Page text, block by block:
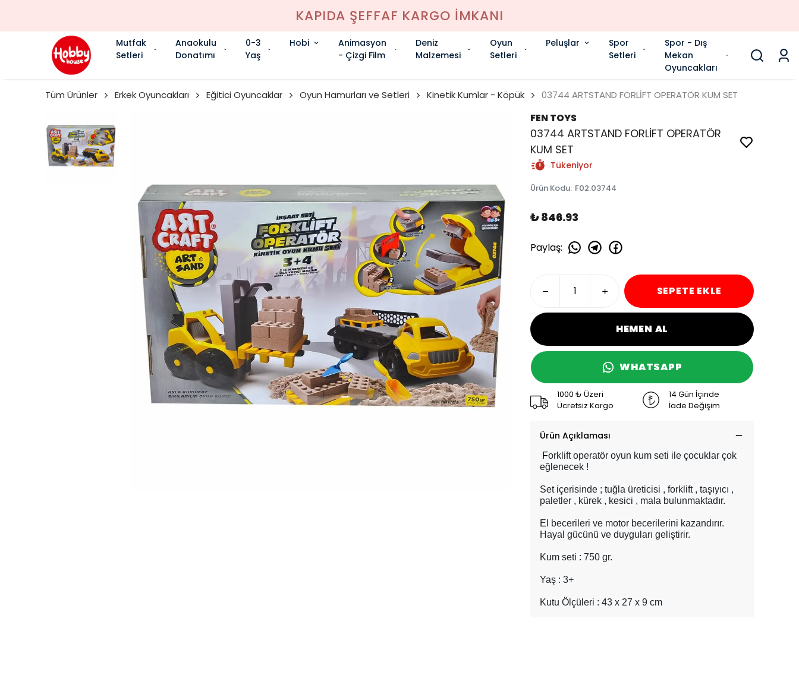
KAPIDA ŞEFFAF KARGO İMKANI
Mutfak
Setleri
Anaokulu
Donatımı
0-3
Yaş
Hobi
Animasyon
- Çizgi Film
Deniz
Malzemesi
Oyun
Setleri
Peluşlar
Spor
Setleri
Spor - Dış
Mekan
Oyuncakları
Tüm Ürünler Erkek Oyuncakları Eğitici Oyuncaklar Oyun Hamurları ve Setleri Kinetik Kumlar - Köpük 03744 ARTSTAND FORLİFT OPERATÖR KUM SET
FEN TOYS
03744 ARTSTAND FORLİFT OPERATÖR
KUM SET
Tükeniyor
Ürün Kodu: F02.03744
₺ 846.93
Paylaş:
SEPETE EKLE
HEMEN AL
WHATSAPP
1000 ₺ Üzeri
Ücretsiz Kargo
14 Gün İçinde
İade Değişim
Ürün Açıklaması
Forklift operatör oyun kum seti ile çocuklar çok
eğlenecek !
Set içerisinde ; tuğla üreticisi , forklift , taşıyıcı ,
paletler , kürek , kesici , mala bulunmaktadır.
El becerileri ve motor becerilerini kazandırır.
Hayal gücünü ve duyguları geliştirir.
Kum seti : 750 gr.
Yaş : 3+
Kutu Ölçüleri : 43 x 27 x 9 cm